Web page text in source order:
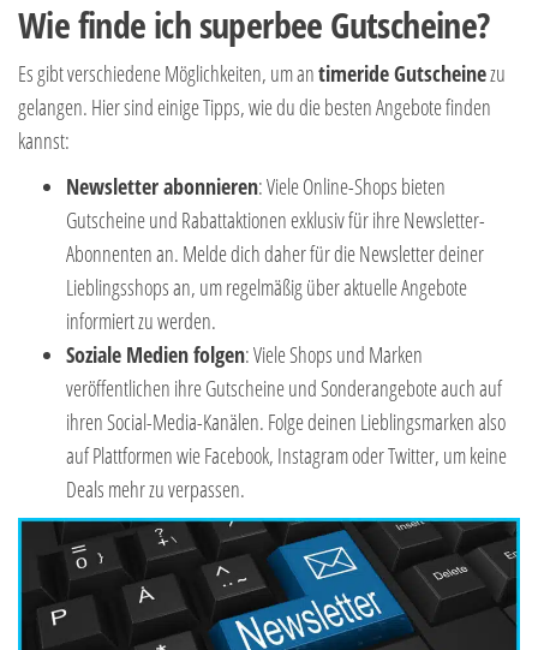
Wie finde ich superbee Gutscheine?
Es gibt verschiedene Möglichkeiten, um antimerideGutscheinezu
gelangen. Hier sind einige Tipps, wie du die besten Angebote finden
kannst:
Newsletter abonnieren: Viele Online-Shops bieten
Gutscheine und Rabattaktionen exklusiv für ihre Newsletter-
Abonnenten an. Melde dich daher für die Newsletter deiner
Lieblingsshops an, um regelmäßig über aktuelle Angebote
informiert zu werden.
Soziale Medien folgen: Viele Shops und Marken
veröffentlichen ihre Gutscheine und Sonderangebote auch auf
ihren Social-Media-Kanälen. Folge deinen Lieblingsmarken also
auf Plattformen wie Facebook, Instagram oder Twitter, um keine
Deals mehr zu verpassen.